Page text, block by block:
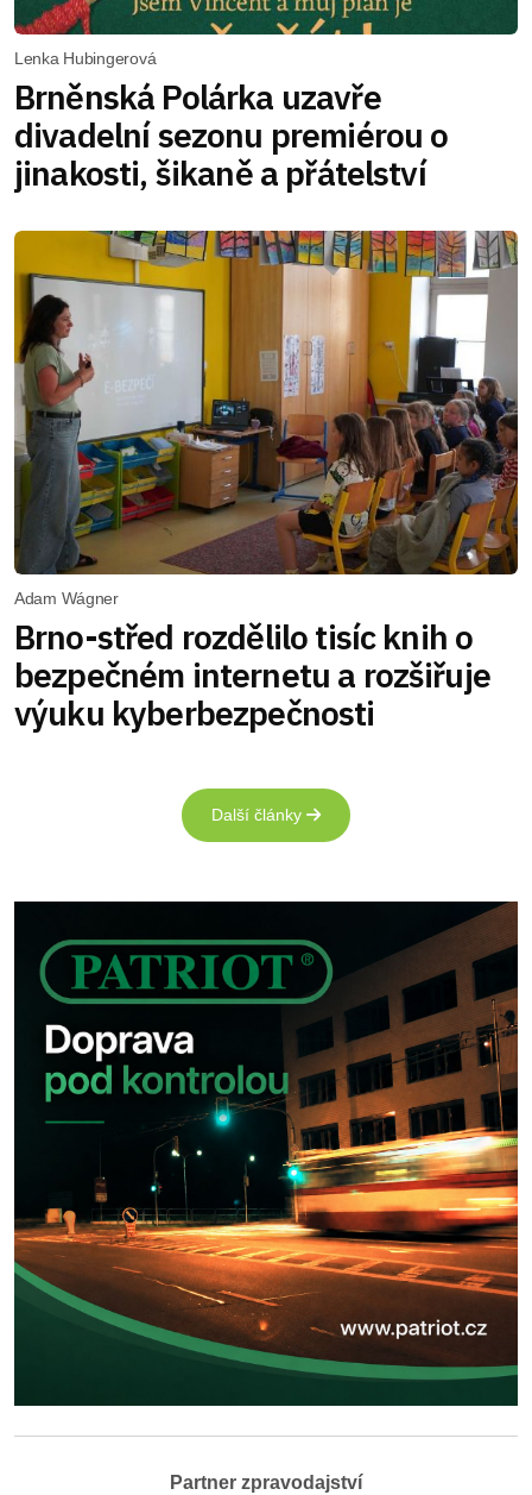
Lenka Hubingerová
Brněnská Polárka uzavře
divadelní sezonu premiérou o
jinakosti, šikaně a přátelství
Adam Wágner
Brno-střed rozdělilo tisíc knih o
bezpečném internetu a rozšiřuje
výuku kyberbezpečnosti
Další články
Partner zpravodajství